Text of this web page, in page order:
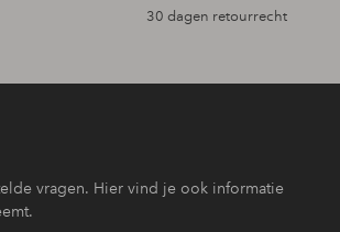
30 dagen retourrecht
vragen. Hier vind je ook informatie